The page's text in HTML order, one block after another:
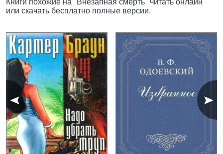
Книги похожие на "Внезапная смерть" читать онлайн
или скачать бесплатно полные версии.